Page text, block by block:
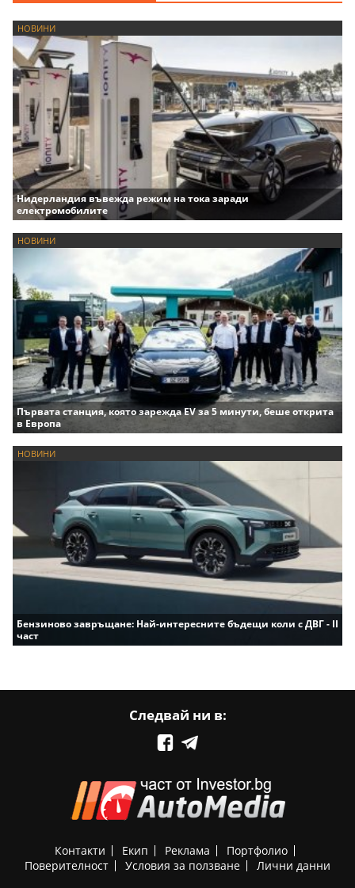
НОВИНИ
Нидерландия въвежда режим на тока заради
електромобилите
НОВИНИ
Първата станция, която зарежда EV за 5 минути, беше открита
в Европа
НОВИНИ
Бензиново завръщане: Най-интересните бъдещи коли с ДВГ - II
част
Следвай ни в:
Контакти Екип Реклама
Портфолио
Поверителност
Условия за ползване Лични данни